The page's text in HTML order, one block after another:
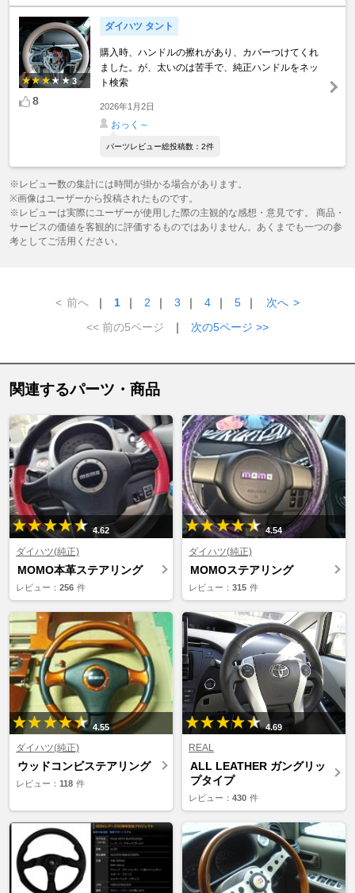
3
8
ダイハツ タント
購入時、ハンドルの擦れがあり、カバーつけてくれ
ました。が、太いのは苦手で、純正ハンドルをネッ
ト検索
2026年1月2日
おっく～
パーツレビュー総投稿数：2件
※レビュー数の集計には時間が掛かる場合があります。
※画像はユーザーから投稿されたものです。
※レビューは実際にユーザーが使用した際の主観的な感想・意見です。 商品・
サービスの価値を客観的に評価するものではありません。あくまでも一つの参
考としてご活用ください。
< 前へ ｜ 1 ｜ 2 ｜ 3 ｜ 4 ｜ 5 ｜ 次へ >
<< 前の5ページ
｜ 次の5ページ >>
関連するパーツ・商品
4.62
ダイハツ(純正)
MOMO本革ステアリング
レビュー： 256 件
4.54
ダイハツ(純正)
MOMOステアリング
レビュー： 315 件
4.55
ダイハツ(純正)
ウッドコンビステアリング
レビュー： 118 件
4.69
REAL
ALL LEATHER ガングリッ
プタイプ
レビュー： 430 件